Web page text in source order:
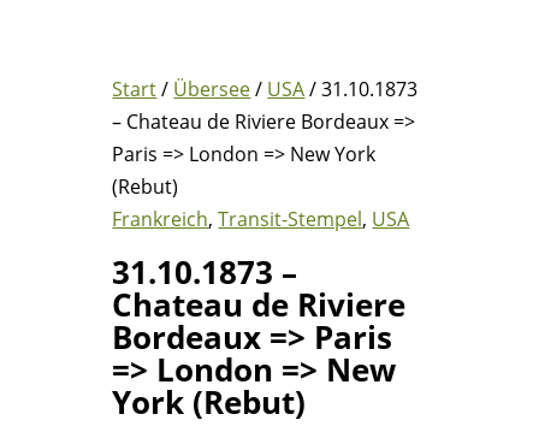
Start/ Übersee/ USA/ 31.10.1873
– Chateau de Riviere Bordeaux =>
Paris => London => New York
(Rebut)
Frankreich,Transit-Stempel, USA
31.10.1873 –
Chateau de Riviere
Bordeaux => Paris
=> London => New
York (Rebut)